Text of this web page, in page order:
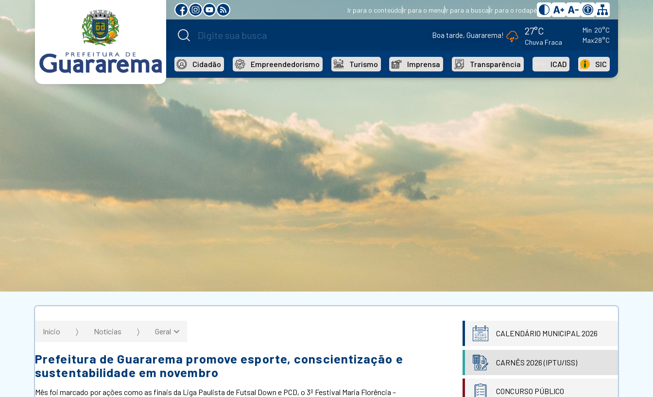
Ir para o conteúdoIr para o menuIr para a buscaIr para o rodapé
Boa tarde, Guararema! 27°C
Chuva Fraca
Min 20°C
Max28°C
Cidadão Empreendedorismo Turismo Imprensa Transparência ICAD SIC
Início Notícias Geral
Prefeitura de Guararema promove esporte, conscientização e
sustentabilidade em novembro
Mês foi marcado por ações como as finais da Liga Paulista de Futsal Down e PCD, o 3º Festival Maria Florência –
CALENDÁRIO MUNICIPAL 2026
CARNÊS 2026 (IPTU/ISS)
CONCURSO PÚBLICO